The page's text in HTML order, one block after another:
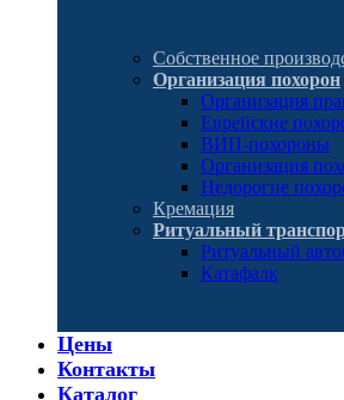
Собственное
Организация похорон
Организация
Еврейские
ВИП-похороны
Организация
Недорогие
Кремация
Ритуальный
Ритуальный
Катафалк
Цены
Контакты
Каталог